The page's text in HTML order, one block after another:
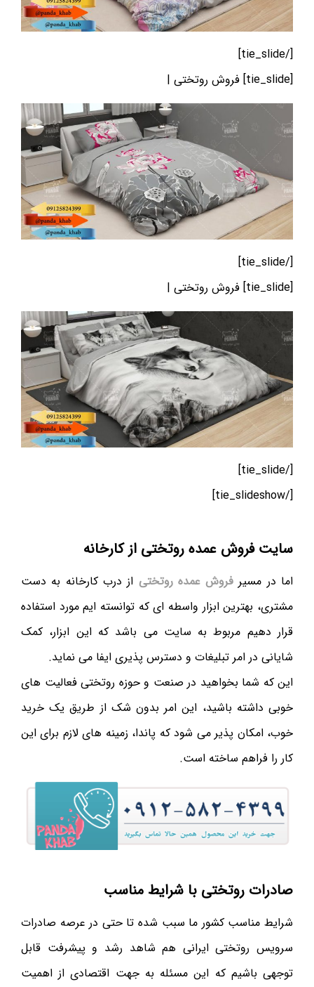
[/tie_slide]
[tie_slide] فروش روتختی |
[/tie_slide]
[tie_slide] فروش روتختی |
[/tie_slide]
[/tie_slideshow]
سایت فروش عمده روتختی از کارخانه
اما در مسیر فروش عمده روتختی از درب کارخانه به دست
مشتری، بهترین ابزار واسطه ای که توانسته ایم مورد استفاده
قرار دهیم مربوط به سایت می باشد که این ابزار، کمک
شایانی در امر تبلیغات و دسترس پذیری ایفا می نماید.
این که شما بخواهید در صنعت و حوزه روتختی فعالیت های
خوبی داشته باشید، این امر بدون شک از طریق یک خرید
خوب، امکان پذیر می شود که پاندا، زمینه های لازم برای این
کار را فراهم ساخته است.
صادرات روتختی با شرایط مناسب
شرایط مناسب کشور ما سبب شده تا حتی در عرصه صادرات
سرویس روتختی ایرانی هم شاهد رشد و پیشرفت قابل
توجهی باشیم که این مسئله به جهت اقتصادی از اهمیت